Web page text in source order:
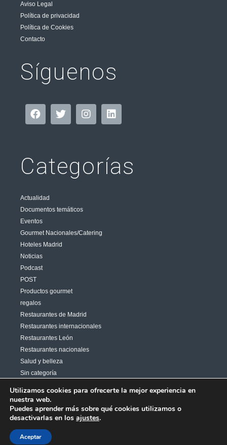
Aviso Legal
Política de privacidad
Política de Cookies
Contacto
Síguenos
Categorías
Actualidad
Documentos temáticos
Eventos
Gourmet Nacionales/Catering
Hoteles Madrid
Noticias
Podcast
POST
Productos gourmet
regalos
Restaurantes de Madrid
Restaurantes internacionales
Restaurantes León
Restaurantes nacionales
Salud y belleza
Sin categoría
Utilizamos cookies para ofrecerte la mejor experiencia en
nuestra web.
Puedes aprender más sobre qué cookies utilizamos o
desactivarlas en los ajustes.
Aceptar